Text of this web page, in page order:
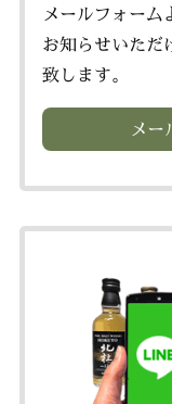
メールフォーム
お知らせいただ
致します。
メー